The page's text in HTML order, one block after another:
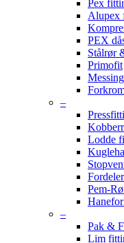
Pex
Alupex
PEX
Stålrør
Primofit
–
Lodde
Pem-
–
Pak &
Lim